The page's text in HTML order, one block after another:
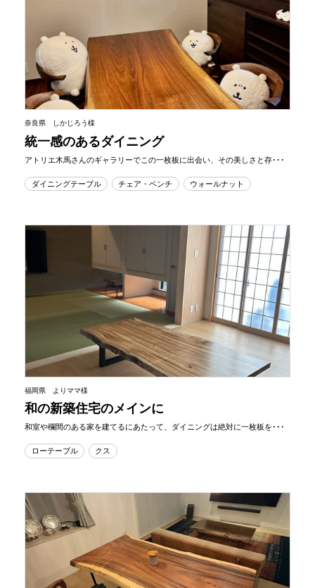
奈良県 しかじろう様
統一感のあるダイニング
アトリエ木馬さんのギャラリーでこの一枚板に出会い、その美しさと存･･･
ダイニングテーブル チェア・ベンチ ウォールナット
福岡県 よりママ様
和の新築住宅のメインに
和室や欄間のある家を建てるにあたって、ダイニングは絶対に一枚板を･･･
ローテーブル クス